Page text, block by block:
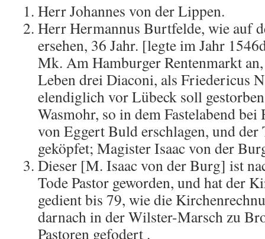
Herr Johannes von der Lippen.
Herr Hermannus Burtfelde, wie auf
ersehen, 36 Jahr. [legte im Jahr
Mk. Am Hamburger Rentenmarkt
Leben drei Diaconi, als Friedericus
elendiglich vor Lübeck soll
Wasmohr, so in dem Fastelabend
von Eggert Buld erschlagen, und der
geköpfet; Magister Isaac von der
Dieser [M. Isaac von der Burg] ist
Tode Pastor geworden, und hat der
gedient bis 79, wie die
darnach in der Wilster-Marsch zu
Pastoren gefodert .